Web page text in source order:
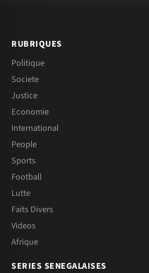
RUBRIQUES
Politique
Societe
Justice
Economie
International
People
Sports
Football
Lutte
Faits Divers
Videos
Afrique
SERIES SENEGALAISES